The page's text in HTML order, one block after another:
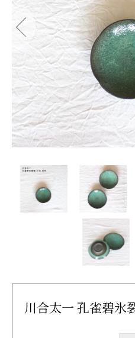
川合太一 孔雀碧氷